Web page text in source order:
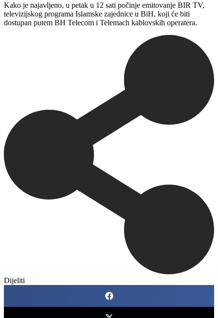
Kako je najavljeno, u petak u 12 sati počinje emitovanje BIR TV,
televizijskog programa Islamske zajednice u BiH, koji će biti
dostupan putem BH Telecom i Telemach kablovskih operatera.
Dijeliti